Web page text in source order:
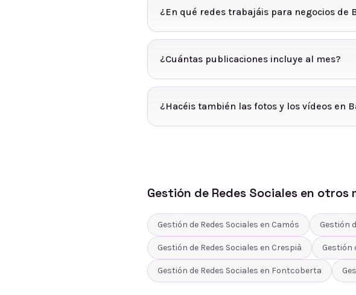
¿En qué redes trabajáis para negocios de
¿Cuántas publicaciones incluye al mes?
¿Hacéis también las fotos y los vídeos en
Gestión de Redes Sociales en otros
Gestión de Redes Sociales en Camós Gestión
Gestión de Redes Sociales en Crespià Gestión
Gestión de Redes Sociales en Fontcoberta